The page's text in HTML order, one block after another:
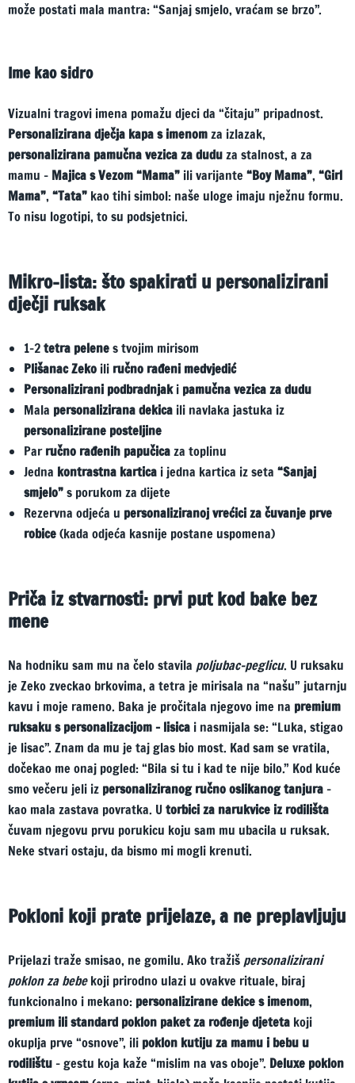
može postati mala mantra: “Sanjaj smjelo, vraćam se brzo”.
Ime kao sidro
Vizualni tragovi imena pomažu djeci da “čitaju” pripadnost.
Personalizirana dječja kapa s imenomza izlazak,
personalizirana pamučna vezica za duduza stalnost, a za
mamu – Majica s Vezom “Mama” ili varijante“Boy Mama”, “Girl
Mama”, “Tata” kao tihi simbol: naše uloge imaju nježnu formu.
To nisu logotipi, to su podsjetnici.
Mikro-lista: što spakirati u personalizirani
dječji ruksak
1–2tetra pelenes tvojim mirisom
Plišanac Zeko ili ručno rađeni medvjedić
Personalizirani podbradnjaki pamučna vezica za dudu
Mala personalizirana dekica ili navlaka jastuka iz
personalizirane posteljine
Parručno rađenih papučicaza toplinu
Jedna kontrastna kartica i jedna kartica iz seta “Sanjaj
smjelo”s porukom za dijete
Rezervna odjeća u personaliziranoj vrećici za čuvanje prve
robice(kada odjeća kasnije postane uspomena)
Priča iz stvarnosti: prvi put kod bake bez
mene
Na hodniku sam mu na čelo stavila poljubac-peglicu. U ruksaku
je Zeko zveckao brkovima, a tetra je mirisala na “našu” jutarnju
kavu i moje rameno. Baka je pročitala njegovo ime na premium
ruksaku s personalizacijom – lisica i nasmijala se: “Luka, stigao
je lisac”. Znam da mu je taj glas bio most. Kad sam se vratila,
dočekao me onaj pogled: “Bila si tu i kad te nije bilo.” Kod kuće
smo večeru jeli iz personaliziranog ručno oslikanog tanjura–
kao mala zastava povratka. U torbici za narukvice iz rodilišta
čuvam njegovu prvu porukicu koju sam mu ubacila u ruksak.
Neke stvari ostaju, da bismo mi mogli krenuti.
Pokloni koji prate prijelaze, a ne preplavljuju
Prijelazi traže smisao, ne gomilu. Ako tražiš personalizirani
poklon za bebekoji prirodno ulazi u ovakve rituale, biraj
funkcionalno i mekano: personalizirane dekice s imenom,
premium ili standard poklon paket za rođenje djeteta koji
okuplja prve “osnove”, ili poklon kutiju za mamu i bebu u
rodilištu– gestu koja kaže “mislim na vas oboje”. Deluxe poklon